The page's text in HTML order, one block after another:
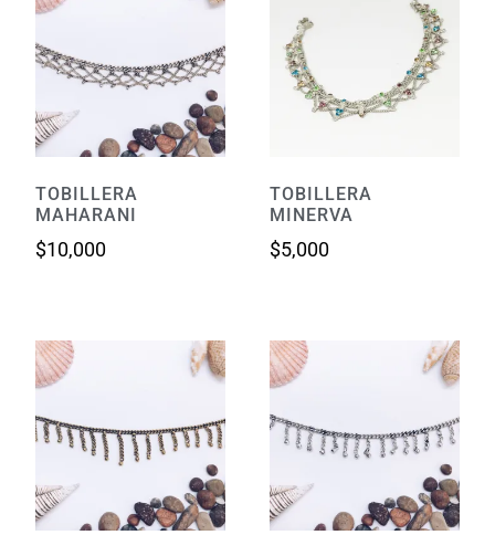
TOBILLERA
MAHARANI
$10,000
TOBILLERA
MINERVA
$5,000